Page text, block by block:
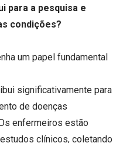
para a pesquisa e
condições?
um papel fundamental
significativamente para
de doenças
enfermeiros estão
clínicos, coletando